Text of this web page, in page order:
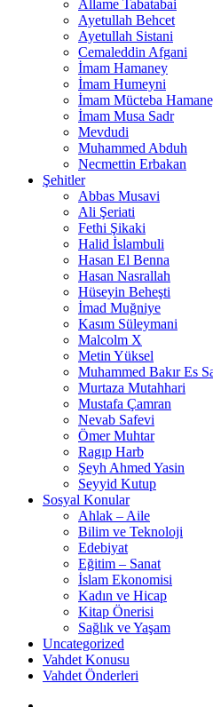
Allame Tabatabai
Ayetullah Behcet
Ayetullah Sistani
Cemaleddin Afgani
İmam Hamaney
İmam Humeyni
İmam Mücteba
İmam Musa Sadr
Mevdudi
Muhammed Abduh
Necmettin Erbakan
Şehitler
Abbas Musavi
Ali Şeriati
Fethi Şikaki
Halid İslambuli
Hasan El Benna
Hasan Nasrallah
Hüseyin Beheşti
İmad Muğniye
Kasım Süleymani
Malcolm X
Metin Yüksel
Muhammed Bakır Es
Murtaza Mutahhari
Mustafa Çamran
Nevab Safevi
Ömer Muhtar
Ragıp Harb
Şeyh Ahmed Yasin
Seyyid Kutup
Sosyal Konular
Ahlak – Aile
Bilim ve Teknoloji
Edebiyat
Eğitim – Sanat
İslam Ekonomisi
Kadın ve Hicap
Kitap Önerisi
Sağlık ve Yaşam
Uncategorized
Vahdet Konusu
Vahdet Önderleri